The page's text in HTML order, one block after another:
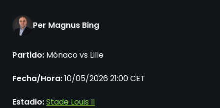
Per Magnus Bing
Partido: Mónaco vs Lille
Fecha/Hora:10/05/2026 21:00 CET
Estadio:Stade Louis II